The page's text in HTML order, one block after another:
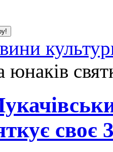
юнаків
своє